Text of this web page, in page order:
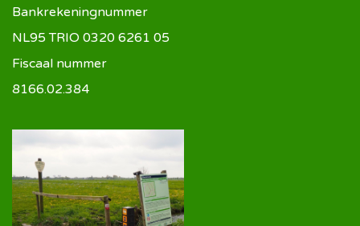
Bankrekeningnummer
NL95 TRIO 0320 6261 05
Fiscaal nummer
8166.02.384